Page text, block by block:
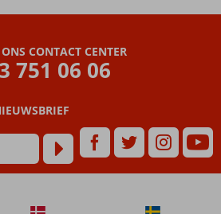
CONTACT CENTER
751 06 06